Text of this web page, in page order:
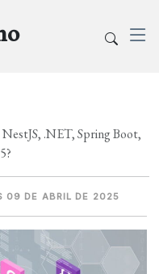
.NET, Spring Boot,
09 DE ABRIL DE 2025